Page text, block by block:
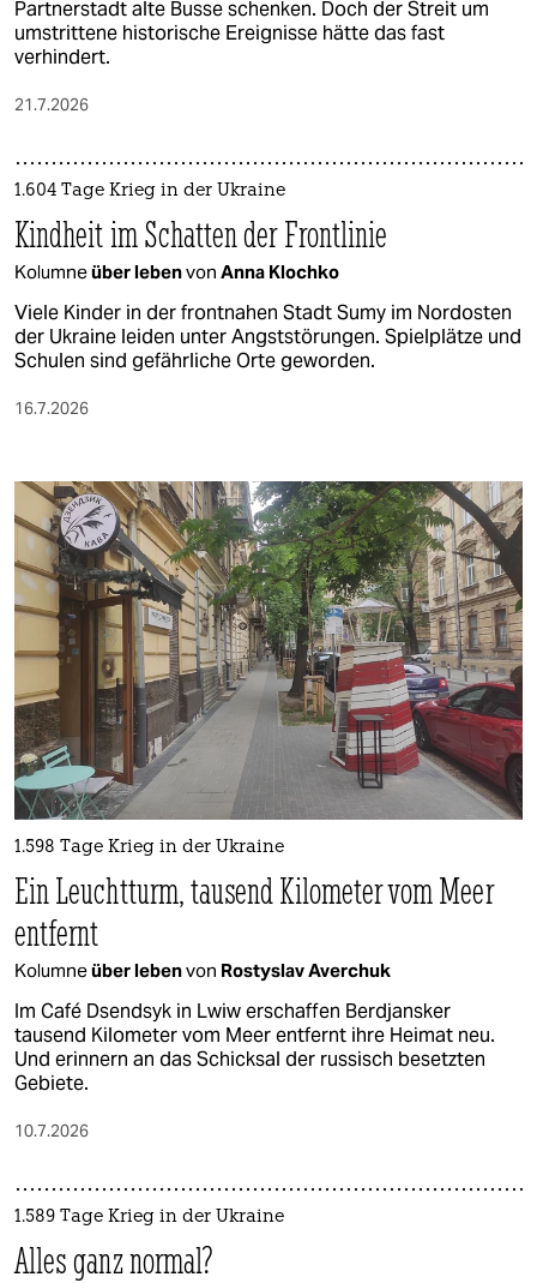
Partnerstadt alte Busse schenken. Doch der Streit um
umstrittene historische Ereignisse hätte das fast
verhindert.
21.7.2026
1.604 Tage Krieg in der Ukraine
Kindheit im Schatten der Frontlinie
Kolumneüber lebenvon Anna Klochko
Viele Kinder in der frontnahen Stadt Sumy im Nordosten
der Ukraine leiden unter Angststörungen. Spielplätze und
Schulen sind gefährliche Orte geworden.
16.7.2026
1.598 Tage Krieg in der Ukraine
Ein Leuchtturm, tausend Kilometer vom Meer
entfernt
Kolumneüber lebenvon Rostyslav Averchuk
Im Café Dsendsyk in Lwiw erschaffen Berdjansker
tausend Kilometer vom Meer entfernt ihre Heimat neu.
Und erinnern an das Schicksal der russisch besetzten
Gebiete.
10.7.2026
1.589 Tage Krieg in der Ukraine
Alles ganz normal?